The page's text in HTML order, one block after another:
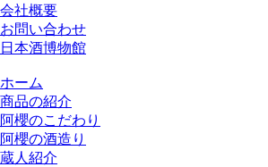
会社概要
お問い合わせ
日本酒博物館
ホーム
商品の紹介
阿櫻のこだわり
阿櫻の酒造り
蔵人紹介